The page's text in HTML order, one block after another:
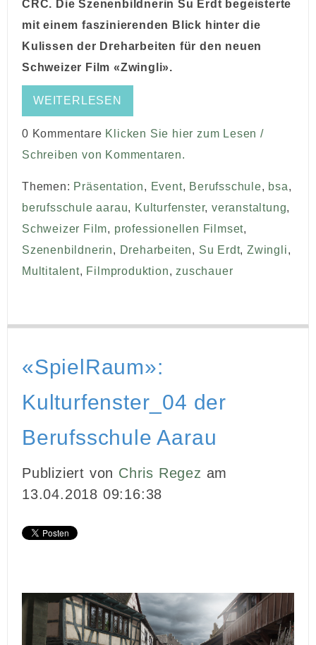
CRC. Die Szenenbildnerin Su Erdt begeisterte
mit einem faszinierenden Blick hinter die
Kulissen der Dreharbeiten für den neuen
Schweizer Film «Zwingli».
WEITERLESEN
0 Kommentare Klicken Sie hier zum Lesen /
Schreiben von Kommentaren.
Themen: Präsentation, Event, Berufsschule, bsa,
berufsschule aarau, Kulturfenster,veranstaltung,
Schweizer Film, professionellen Filmset,
Szenenbildnerin, Dreharbeiten, Su Erdt,Zwingli,
Multitalent, Filmproduktion, zuschauer
«SpielRaum»:
Kulturfenster_04 der
Berufsschule Aarau
Publiziert von Chris Regez am
13.04.2018 09:16:38